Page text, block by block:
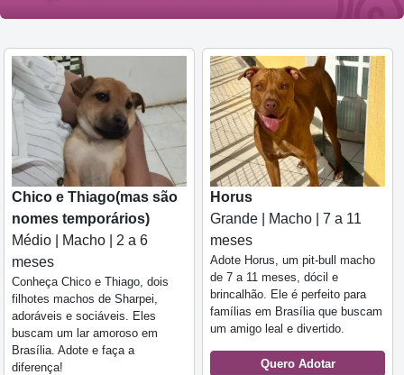
Chico e Thiago(mas são
nomes temporários)
Médio | Macho | 2 a 6
meses
Conheça Chico e Thiago, dois
filhotes machos de Sharpei,
adoráveis e sociáveis. Eles
buscam um lar amoroso em
Brasília. Adote e faça a
diferença!
Horus
Grande | Macho | 7 a 11
meses
Adote Horus, um pit-bull macho
de 7 a 11 meses, dócil e
brincalhão. Ele é perfeito para
famílias em Brasília que buscam
um amigo leal e divertido.
Quero Adotar